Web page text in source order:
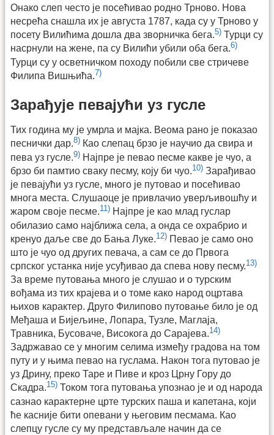
Онако слеп често је посећивао родно Трново. Нова
несрећа снашла их је августа 1787, када су у Трново у
посету Вилићима дошла два зворничка бега.5) Турци су
насрнули на жене, па су Вилићи убили оба бега.6)
Турци су у осветничком походу побили све стричеве
Филипа Вишњића.7)
Зарађује певајући уз гусле
Тих година му је умрла и мајка. Веома рано је показао
песнички дар.8) Као слепац брзо је научио да свира и
пева уз гусле.9) Најпре је певао песме какве је чуо, а
брзо би памтио сваку песму, коју би чуо.10) Зарађивао
је певајући уз гусле, много је путовао и посећивао
многа места. Слушаоце је привлачио уверљивошћу и
жаром своје песме.11) Најпре је као млад гуслар
обилазио само најближа села, а онда се охрабрио и
кренуо даље све до Бања Луке.12) Певао је само оно
што је чуо од других певача, а сам се до Првога
српског устанка није усуђивао да спева нову песму.13)
За време путовања много је слушао и о турским
вођама из тих крајева и о томе како народ оцртава
њихов карактер. Друго Филипово путовање било је од
Међаша и Бијељине, Лопара, Тузле, Маглаја,
Травника, Бусоваче, Високога до Сарајева.14)
Задржавао се у многим селима између градова на том
путу и у њима певао на гуслама. Након тога путовао је
уз Дрину, преко Таре и Пиве и кроз Црну Гору до
Скадра.15) Током тога путовања упознао је и од народа
сазнао карактерне црте турских паша и капетана, који
ће касније бити опевани у његовим песмама. Као
слепцу гусле су му представљале начин да се